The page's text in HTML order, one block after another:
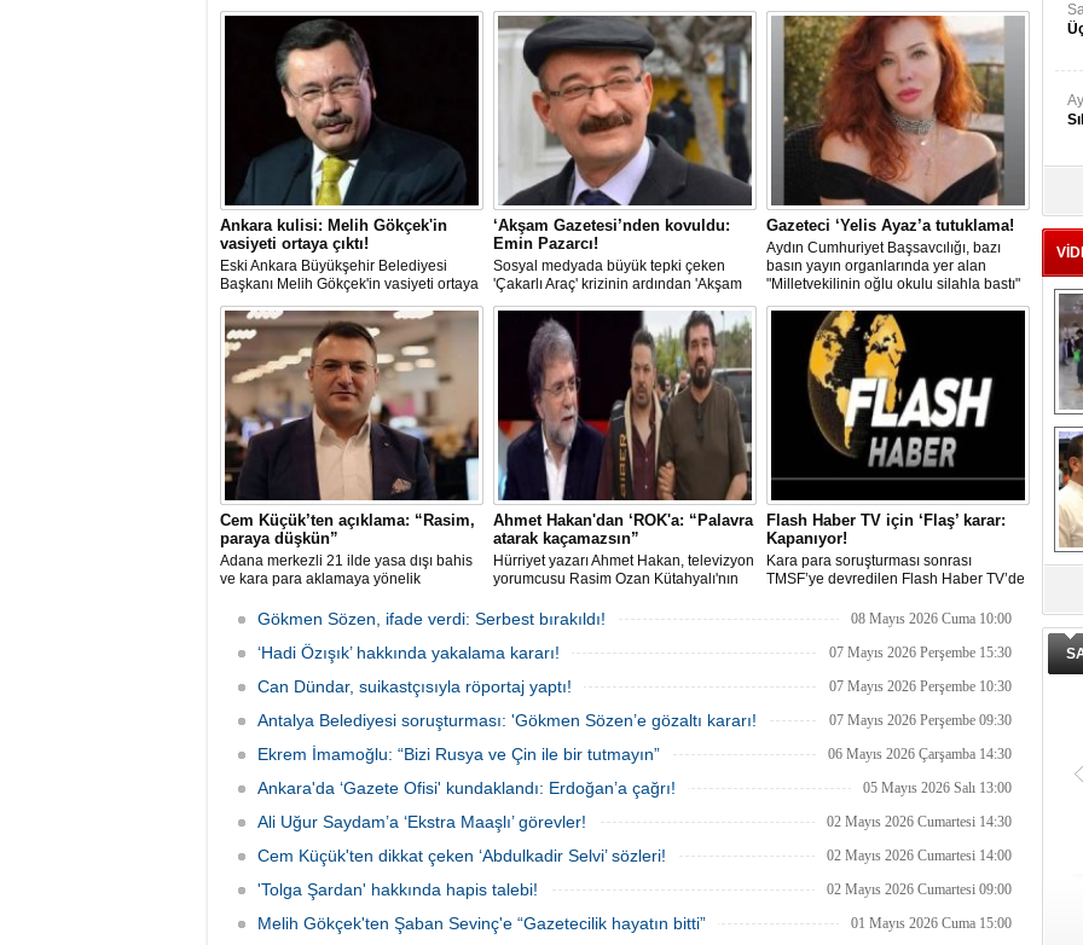
Ankara kulisi: Melih Gökçek'in
vasiyeti ortaya çıktı!
Eski Ankara Büyükşehir Belediyesi
Başkanı Melih Gökçek'in vasiyeti ortaya
çıktı. İddiaya göre Gökçek; vefat
ettiğinde Şeyh Ali Semerkandi
Türbesi'nin bulunduğu mezarlığa
defnedilmek istediğini söyledi.
‘Akşam Gazetesi’nden kovuldu:
Emin Pazarcı!
Sosyal medyada büyük tepki çeken
'Çakarlı Araç' krizinin ardından 'Akşam
Gazetesi'nde Emin Pazarcı’nın görevine
son verildi. Pazarcı'nın yerine gelen isim
ise Yusuf Alabarda oldu.
Gazeteci ‘Yelis Ayaz’a tutuklama!
Aydın Cumhuriyet Başsavcılığı, bazı
basın yayın organlarında yer alan
"Milletvekilinin oğlu okulu silahla bastı"
yönündeki iddiaların doğru olmadığını
bildirdi. İddialara ilişkin haber yaptığı
gerekçesiyle gözaltına alınan 2
Gazeteciden; Yelis Ayaz, tutuklandı.
Cem Küçük’ten açıklama: “Rasim,
paraya düşkün”
Adana merkezli 21 ilde yasa dışı bahis
ve kara para aklamaya yönelik
Ozan Kütahyalı'yla ilgili Cem Küçük
Cem Küçük, Kütahyalı'nın adını
para istediğini söyledi.
Ahmet Hakan'dan ‘ROK'a: “Palavra
atarak kaçamazsın”
Hürriyet yazarı Ahmet Hakan, televizyon
yorumcusu Rasim Ozan Kütahyalı'nın
gözaltına alınmasına ilişkin, "'Ben Akın
Türk adaletinin elinden kaçmak asla
Flash Haber TV için ‘Flaş’ karar:
Kapanıyor!
Kara para soruşturması sonrası
TMSF’ye devredilen Flash Haber TV’de
gelişmeler çalışanlara tebliğ edildi.
işten çıkarmalar ve yönetim kararları
Gökmen Sözen, ifade verdi: Serbest bırakıldı! 08 Mayıs 2026 Cuma 10:00
‘Hadi Özışık’ hakkında yakalama kararı! 07 Mayıs 2026 Perşembe 15:30
Can Dündar, suikastçısıyla röportaj yaptı! 07 Mayıs 2026 Perşembe 10:30
Antalya Belediyesi soruşturması: 'Gökmen Sözen’e gözaltı kararı! 07 Mayıs 2026 Perşembe 09:30
Ekrem İmamoğlu: “Bizi Rusya ve Çin ile bir tutmayın” 06 Mayıs 2026 Çarşamba 14:30
Ankara'da ‘Gazete Ofisi' kundaklandı: Erdoğan’a çağrı! 05 Mayıs 2026 Salı 13:00
Ali Uğur Saydam’a ‘Ekstra Maaşlı’ görevler! 02 Mayıs 2026 Cumartesi 14:30
Cem Küçük'ten dikkat çeken ‘Abdulkadir Selvi’ sözleri! 02 Mayıs 2026 Cumartesi 14:00
'Tolga Şardan' hakkında hapis talebi! 02 Mayıs 2026 Cumartesi 09:00
Melih Gökçek'ten Şaban Sevinç'e “Gazetecilik hayatın bitti” 01 Mayıs 2026 Cuma 15:00